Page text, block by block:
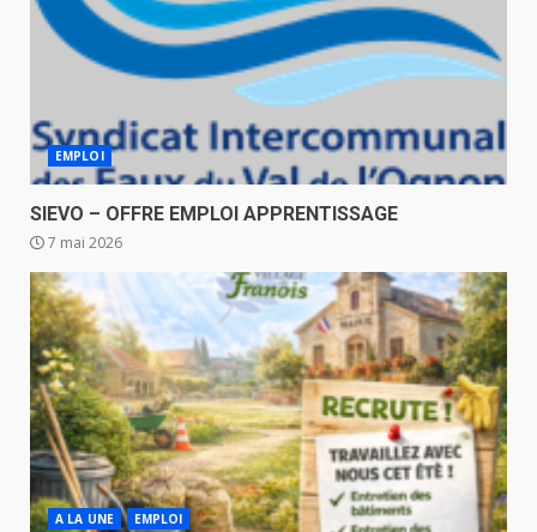
EMPLOI
SIEVO – OFFRE EMPLOI APPRENTISSAGE
7 mai 2026
A LA UNE EMPLOI